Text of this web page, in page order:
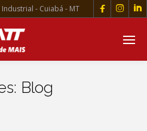
- Cuiabá - MT   
Blog